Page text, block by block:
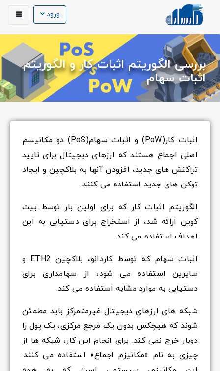
ورود
بررسی الگوریتم اثبات کار و الگوریتم
اثبات سهام
اثبات کار(PoW) و اثبات سهام(PoS) دو مکانیسم
اصلی اجماع هستند که ارزهای دیجیتال برای تایید
تراکنش های جدید، افزودن آنها به بلاکچین و ایجاد
توکن های جدید استفاده می کنند.
الگوریتم اثبات کار که برای اولین بار توسط بیت
کوین ارائه شد، از استخراج برای دستیابی به این
اهداف استفاده می کند.
اثبات سهام که توسط کاردانو، بلاکچین ETH2 و
سایرین استفاده می شود، از سهامداری برای
دستیابی به موارد مشابه استفاده می کند.
شبکه های ارزهای دیجیتال غیرمتمرکز باید مطمئن
شوند که هیچکس بدون یک مرجع مرکزی، یک پول را
دوبار خرج نمی کند. برای انجام این کار، شبکه ها از
چیزی به نام «مکانیزم اجماع» استفاده می کنند.